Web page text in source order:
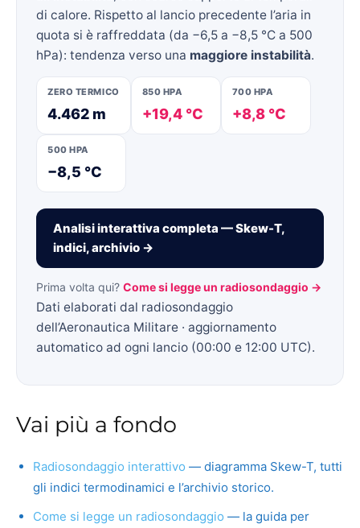
di calore. Rispetto al lancio precedente l’aria in
quota si è raffreddata (da −6,5 a −8,5 °C a 500
hPa): tendenza verso una maggiore instabilità.
ZERO TERMICO
4.462 m
850 HPA
+19,4 °C
700 HPA
+8,8 °C
500 HPA
−8,5 °C
Analisi interattiva completa — Skew-T,
indici, archivio →
Prima volta qui? Come si legge un radiosondaggio →
Dati elaborati dal radiosondaggio
dell’Aeronautica Militare · aggiornamento
automatico ad ogni lancio (00:00 e 12:00 UTC).
Vai più a fondo
Radiosondaggio interattivo — diagramma Skew-T, tutti
gli indici termodinamici e l’archivio storico.
Come si legge un radiosondaggio — la guida per